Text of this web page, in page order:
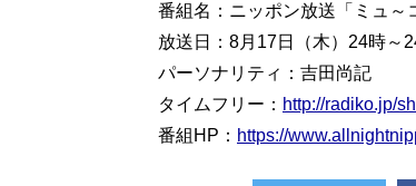
番組名：ニッポン放送「ミュ～
放送日：8月17日（木）24時～
パーソナリティ：吉田尚記
タイムフリー： http://radiko.jp/
番組HP： https://